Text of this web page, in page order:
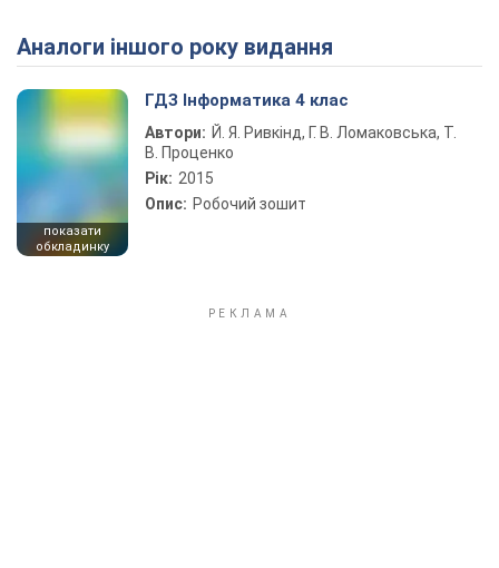
Play Video
Аналоги іншого року видання
показати
обкладинку
ГДЗ Інформатика 4 клас
Автори: Й. Я. Ривкінд, Г. В. Ломаковська, Т.
В. Проценко
Рік: 2015
Опис: Робочий зошит